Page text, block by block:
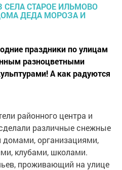
праздники по улицам
разноцветными
А как радуются
районного центра и
различные снежные
домами, организациями,
клубами, школами.
проживающий на улице